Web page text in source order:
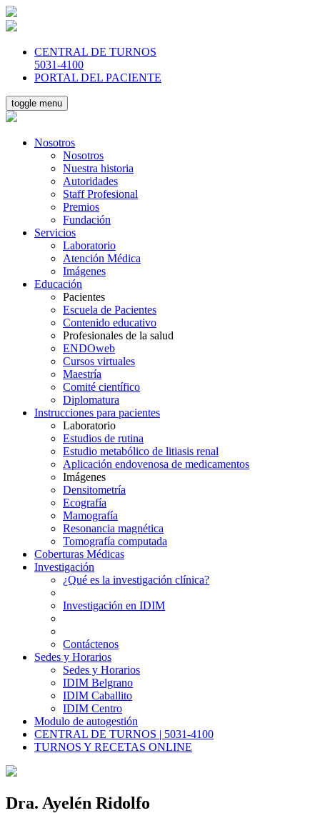
CENTRAL DE TURNOS
5031-4100
PORTAL DEL PACIENTE
toggle menu
Nosotros
Nosotros
Nuestra historia
Autoridades
Staff Profesional
Premios
Fundación
Servicios
Laboratorio
Atención Médica
Imágenes
Educación
Pacientes
Escuela de Pacientes
Contenido educativo
Profesionales de la salud
ENDOweb
Cursos virtuales
Maestría
Comité científico
Diplomatura
Instrucciones para pacientes
Laboratorio
Estudios de rutina
Estudio metabólico de litiasis renal
Aplicación endovenosa de medicamentos
Imágenes
Densitometría
Ecografía
Mamografía
Resonancia magnética
Tomografía computada
Coberturas Médicas
Investigación
¿Qué es la investigación clínica?
Investigación en IDIM
Contáctenos
Sedes y Horarios
Sedes y Horarios
IDIM Belgrano
IDIM Caballito
IDIM Centro
Modulo de autogestión
CENTRAL DE TURNOS | 5031-4100
TURNOS Y RECETAS ONLINE
Dra. Ayelén Ridolfo